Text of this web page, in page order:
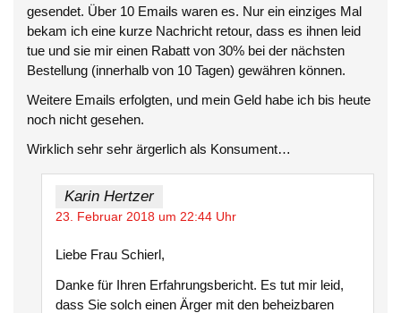
gesendet. Über 10 Emails waren es. Nur ein einziges Mal
bekam ich eine kurze Nachricht retour, dass es ihnen leid
tue und sie mir einen Rabatt von 30% bei der nächsten
Bestellung (innerhalb von 10 Tagen) gewähren können.
Weitere Emails erfolgten, und mein Geld habe ich bis heute
noch nicht gesehen.
Wirklich sehr sehr ärgerlich als Konsument…
Karin Hertzer
23. Februar 2018 um 22:44 Uhr
Liebe Frau Schierl,
Danke für Ihren Erfahrungsbericht. Es tut mir leid,
dass Sie solch einen Ärger mit den beheizbaren